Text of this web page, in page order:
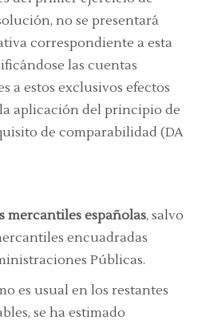
no se presentará
correspondiente a esta
las cuentas
a estos exclusivos efectos
aplicación del principio de
de comparabilidad (DA
mercantiles españolas, salvo
encuadradas
Públicas.
es usual en los restantes
se ha estimado